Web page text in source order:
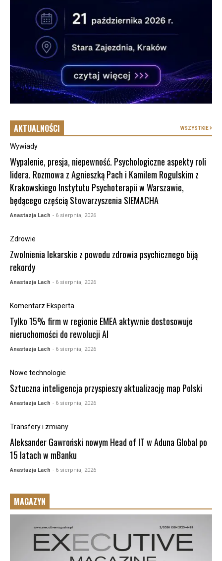
AKTUALNOŚCI WSZYSTKIE
Wywiady
Wypalenie, presja, niepewność. Psychologiczne aspekty roli
lidera. Rozmowa z Agnieszką Pach i Kamilem Rogulskim z
Krakowskiego Instytutu Psychoterapii w Warszawie,
będącego częścią Stowarzyszenia SIEMACHA
Anastazja Lach - 6 sierpnia, 2026
Zdrowie
Zwolnienia lekarskie z powodu zdrowia psychicznego biją
rekordy
Anastazja Lach - 6 sierpnia, 2026
Komentarz Eksperta
Tylko 15% firm w regionie EMEA aktywnie dostosowuje
nieruchomości do rewolucji AI
Anastazja Lach - 6 sierpnia, 2026
Nowe technologie
Sztuczna inteligencja przyspieszy aktualizację map Polski
Anastazja Lach - 6 sierpnia, 2026
Transfery i zmiany
Aleksander Gawroński nowym Head of IT w Aduna Global po
15 latach w mBanku
Anastazja Lach - 6 sierpnia, 2026
MAGAZYN